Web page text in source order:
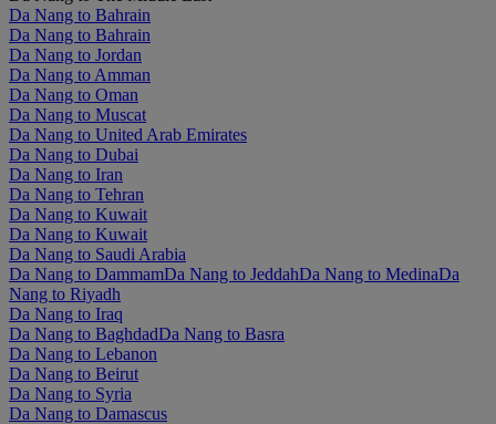
Da Nang to Bahrain
Da Nang to Bahrain
Da Nang to Jordan
Da Nang to Amman
Da Nang to Oman
Da Nang to Muscat
Da Nang to United Arab Emirates
Da Nang to Dubai
Da Nang to Iran
Da Nang to Tehran
Da Nang to Kuwait
Da Nang to Kuwait
Da Nang to Saudi Arabia
Da Nang to DammamDa Nang to JeddahDa Nang to MedinaDa
Nang to Riyadh
Da Nang to Iraq
Da Nang to BaghdadDa Nang to Basra
Da Nang to Lebanon
Da Nang to Beirut
Da Nang to Syria
Da Nang to Damascus